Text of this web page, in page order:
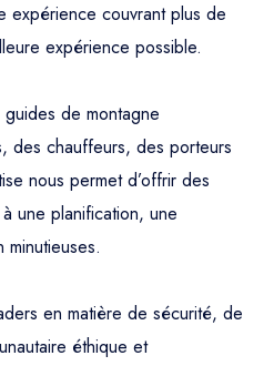
expérience couvrant plus de
expérience possible.
de montagne
des chauffeurs, des porteurs
nous permet d’offrir des
une planification, une
en matière de sécurité, de
éthique et